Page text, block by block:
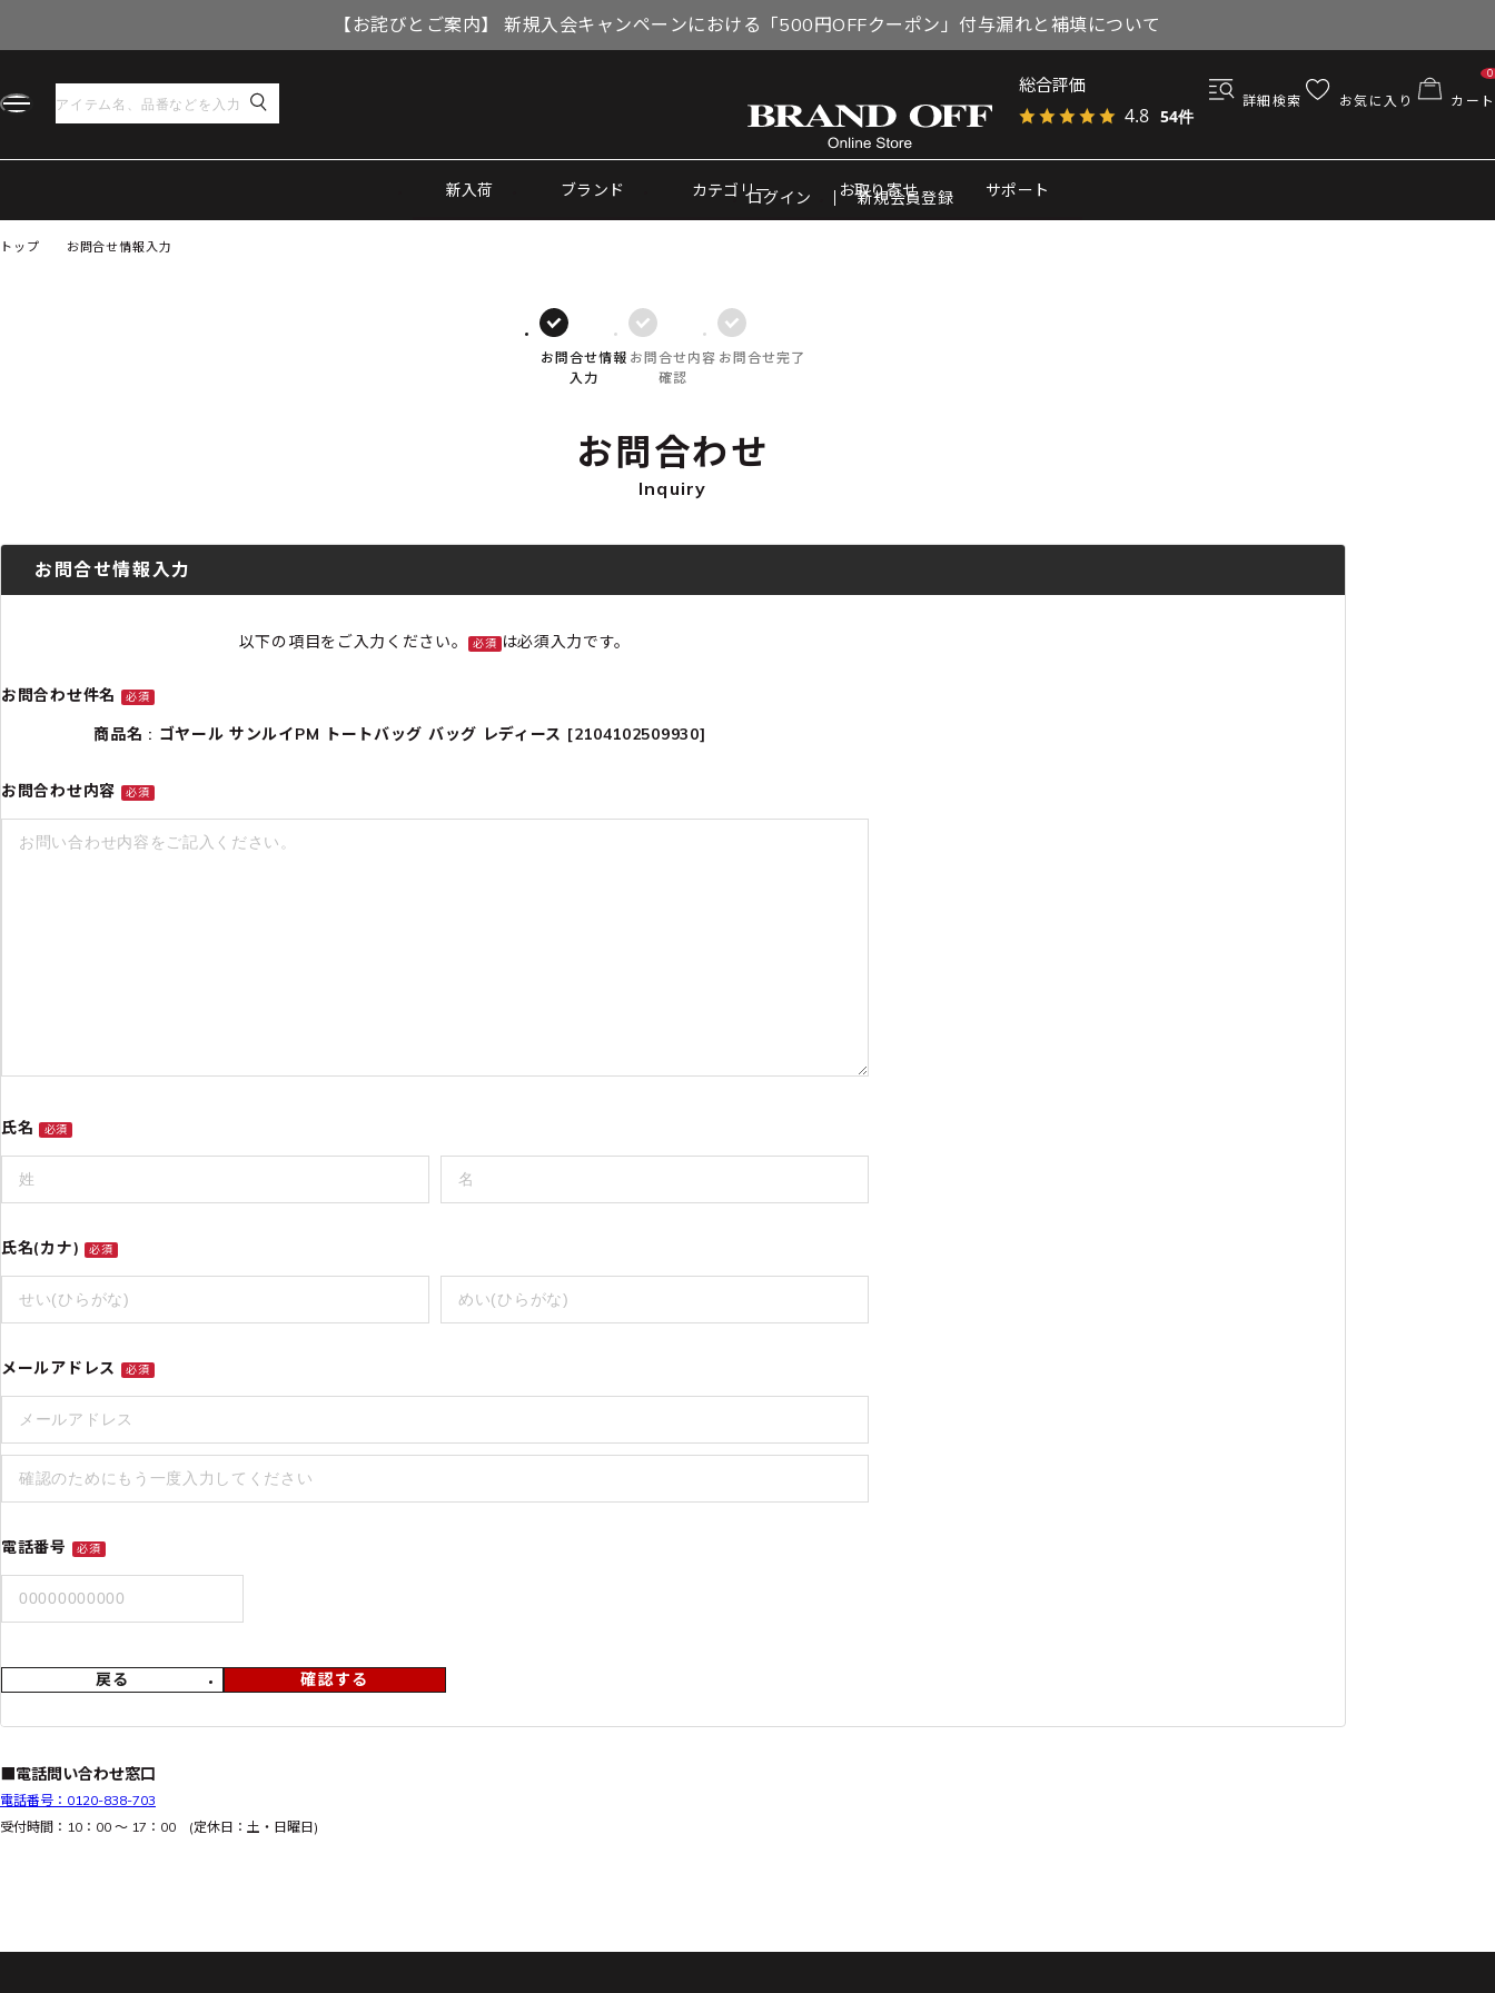
【お詫びとご案内】 新規入会キャンペーンにおける「500円OFFクーポン」付与漏れと補填について
総合評価
4.8 54件
詳細検索 お気に入り カート
0
新入荷 ブランド カテゴリー お取り寄せ サポート
ログイン 新規会員登録
トップ お問合せ情報入力
お問合せ情報
入力
お問合せ内容
確認
お問合せ完了
お問合わせ
Inquiry
お問合せ情報入力
以下の項目をご入力ください。 必須 は必須入力です。
お問合わせ件名 必須
商品名 : ゴヤール サンルイPM トートバッグ バッグ レディース [2104102509930]
お問合わせ内容 必須
氏名 必須
氏名(カナ) 必須
メールアドレス 必須
電話番号 必須
戻る 確認する
■電話問い合わせ窓口
電話番号：0120-838-703
受付時間：10：00 ～ 17：00 (定休日：土・日曜日)